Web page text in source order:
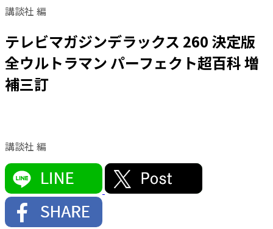
講談社 編
テレビマガジンデラックス 260 決定版
全ウルトラマン パーフェクト超百科 増
補三訂
講談社 編